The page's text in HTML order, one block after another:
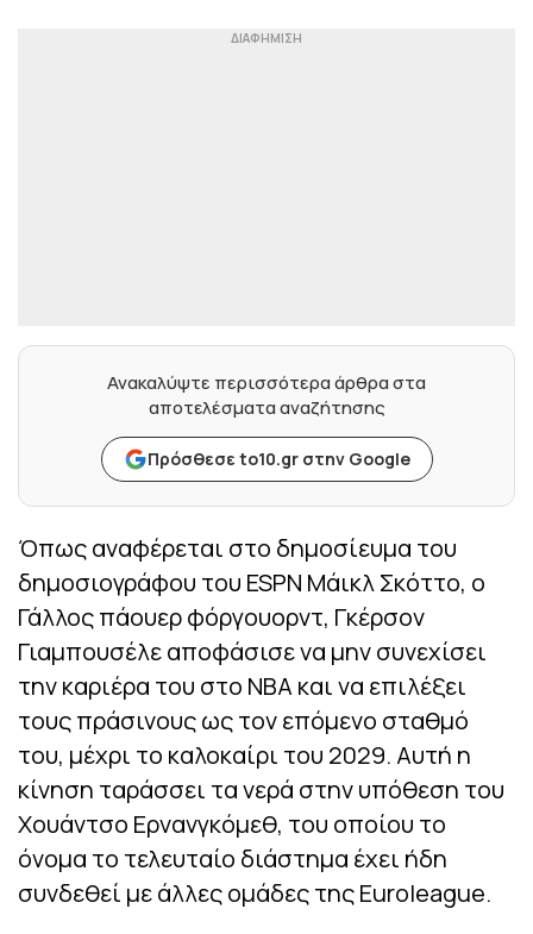
Ανακαλύψτε περισσότερα άρθρα στα
αποτελέσματα αναζήτησης
Πρόσθεσε to10.gr στην Google
Όπως αναφέρεται στο δημοσίευμα του
δημοσιογράφου του ESPN Μάικλ Σκόττο, ο
Γάλλος πάουερ φόργουορντ, Γκέρσον
Γιαμπουσέλε αποφάσισε να μην συνεχίσει
την καριέρα του στο ΝΒΑ και να επιλέξει
τους πράσινους ως τον επόμενο σταθμό
του, μέχρι το καλοκαίρι του 2029. Αυτή η
κίνηση ταράσσει τα νερά στην υπόθεση του
Χουάντσο Ερνανγκόμεθ, του οποίου το
όνομα το τελευταίο διάστημα έχει ήδη
συνδεθεί με άλλες ομάδες της Euroleague.